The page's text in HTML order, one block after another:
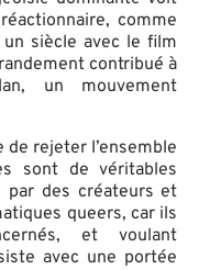
comme
siècle avec le film
contribué à
un mouvement
de rejeter l’ensemble
sont de véritables
par des créateurs et
queers, car ils
et voulant
avec une portée